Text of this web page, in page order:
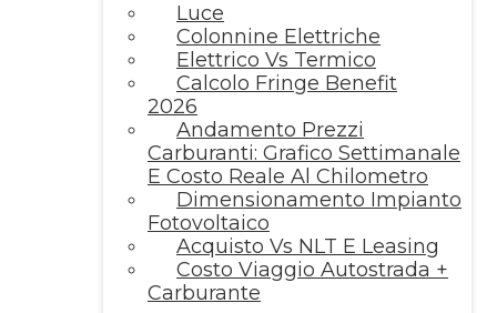
Luce
Colonnine Elettriche
Elettrico Vs Termico
Calcolo Fringe Benefit
2026
Andamento Prezzi
Carburanti: Grafico Settimanale
E Costo Reale Al Chilometro
Dimensionamento Impianto
Fotovoltaico
Acquisto Vs NLT E Leasing
Costo Viaggio Autostrada +
Carburante